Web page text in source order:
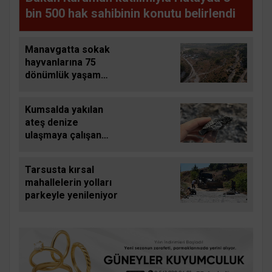
bin 500 hak sahibinin konutu belirlendi
Manavgatta sokak
hayvanlarına 75
dönümlük yaşam
Kumsalda yakılan
ateş denize
ulaşmaya çalışan
Tarsusta kırsal
mahallelerin yolları
parkeyle yenileniyor